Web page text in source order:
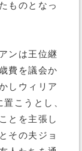
ものとなっ
ンは王位継
費を議会か
しウィリア
こうとし、
とを主張し
その夫ジョ